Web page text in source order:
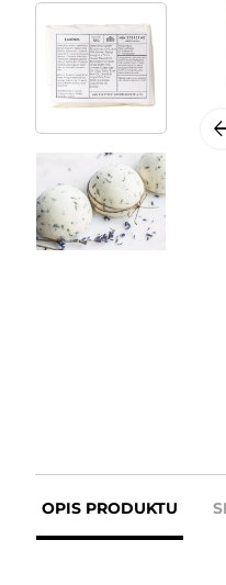
OPIS PRODUKTU